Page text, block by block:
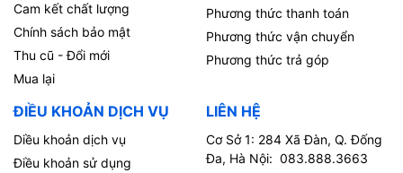
Cam kết chất lượng
Chính sách bảo mật
Thu cũ - Đổi mới
Mua lại
Phương thức thanh toán
Phương thức vận chuyển
Phương thức trả góp
ĐIỀU KHOẢN DỊCH VỤ
Diều khoản dịch vụ
Điều khoản sử dụng
LIÊN HỆ
Cơ Sở 1: 284 Xã Đàn, Q. Đống
Đa, Hà Nội: 083.888.3663